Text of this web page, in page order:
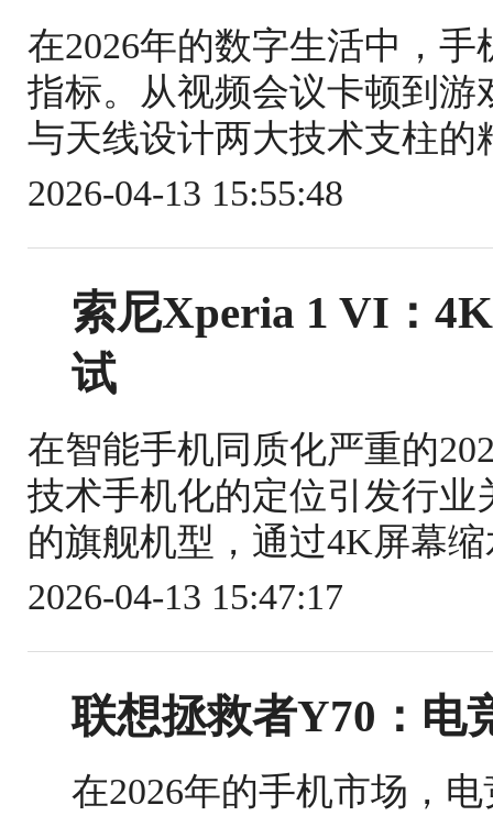
在2026年的数字生活中，
指标。从视频会议卡顿到
与天线设计两大技术支柱
2026-04-13 15:55:48
索尼Xperia 1 VI：
试
在智能手机同质化严重的
技术手机化的定位引发行业
的旗舰机型，通过4K屏幕
2026-04-13 15:47:17
联想拯救者Y70：电
在2026年的手机市场，